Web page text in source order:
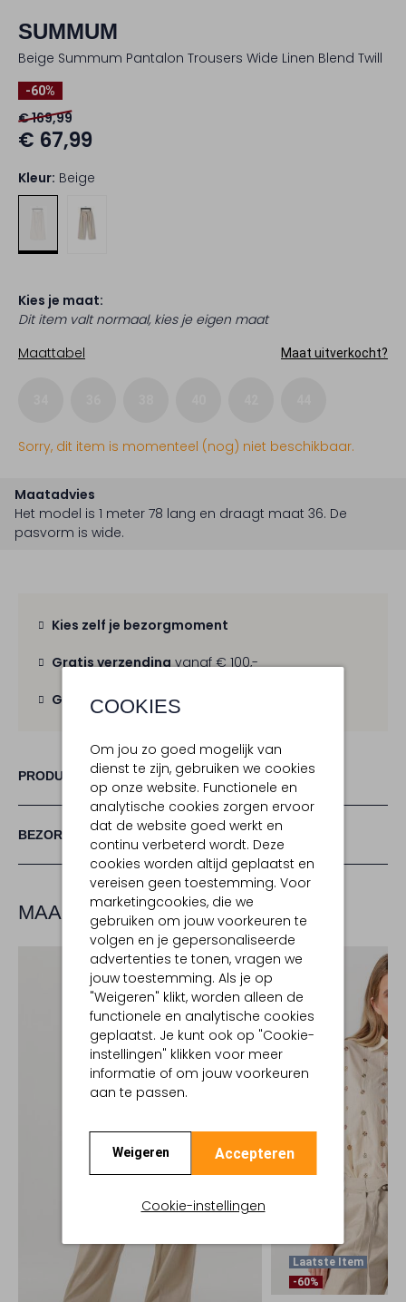
COOKIES
Om jou zo goed mogelijk van
dienst te zijn, gebruiken we cookies
op onze website. Functionele en
analytische cookies zorgen ervoor
dat de website goed werkt en
continu verbeterd wordt. Deze
cookies worden altijd geplaatst en
vereisen geen toestemming. Voor
marketingcookies, die we
gebruiken om jouw voorkeuren te
volgen en je gepersonaliseerde
advertenties te tonen, vragen we
jouw toestemming. Als je op
"Weigeren" klikt, worden alleen de
functionele en analytische cookies
geplaatst. Je kunt ook op "Cookie-
instellingen" klikken voor meer
informatie of om jouw voorkeuren
aan te passen.
Weigeren Accepteren
Cookie-instellingen
SUMMUM
Beige Summum Pantalon Trousers Wide Linen Blend Twill
-60%
€ 169,99
€ 67,99
Kleur: Beige
Kies je maat:
Dit item valt normaal, kies je eigen maat
Maattabel
Maat uitverkocht?
Sorry, dit item is momenteel (nog) niet beschikbaar.
Maatadvies
Het model is 1 meter 78 lang en draagt maat 36. De
pasvorm is wide.
Kies zelf je bezorgmoment
Gratis verzendingvanaf € 100,-
Gratis retourbinnen 30 dagen
PRODUCT INFORMATIE
BEZORGEN & RETOURNEREN
MAAK JE LOOK COMPLEET
Laatste Item
-60%